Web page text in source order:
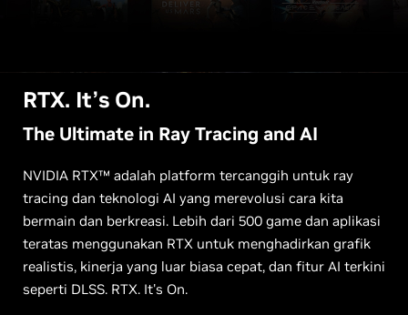
RTX. It’s On.
The Ultimate in Ray Tracing and AI
NVIDIA RTX™ adalah platform tercanggih untuk ray
tracing dan teknologi AI yang merevolusi cara kita
bermain dan berkreasi. Lebih dari 500 game dan aplikasi
teratas menggunakan RTX untuk menghadirkan grafik
realistis, kinerja yang luar biasa cepat, dan fitur AI terkini
seperti DLSS. RTX. It's On.